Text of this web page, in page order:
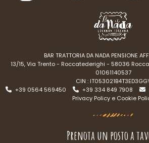
BAR TRATTORIA DA NADA PENSIONE
13/15, Via Trento - Roccatederighi - 58036
01061140537
CIN :
+39 0564 569450
+39 334 849 7908
Privacy Policy e Cookie
Prenota un posto a